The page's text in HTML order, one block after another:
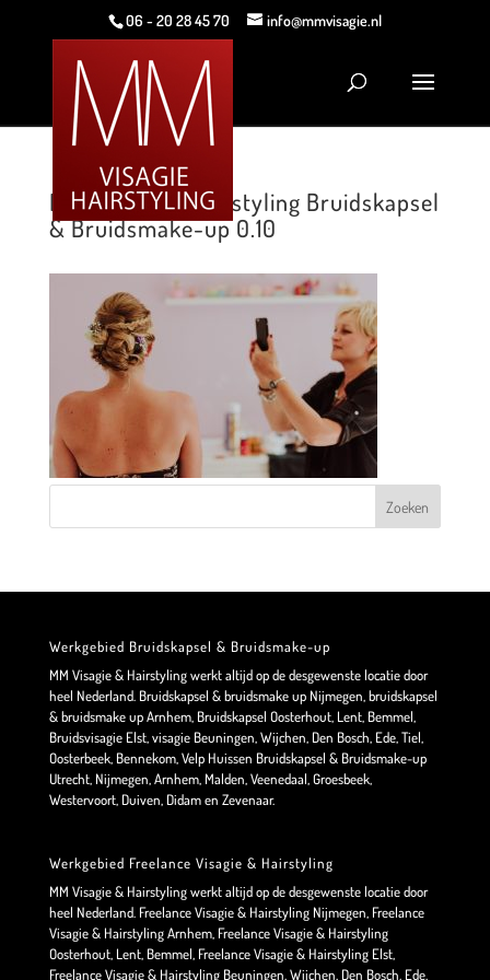
06 - 20 28 45 70 info@mmvisagie.nl
MM Visagie & Hairstyling Bruidskapsel
& Bruidsmake-up 0.10
Werkgebied Bruidskapsel & Bruidsmake-up
MM Visagie & Hairstyling werkt altijd op de desgewenste locatie door
heel Nederland. Bruidskapsel & bruidsmake up Nijmegen, bruidskapsel
& bruidsmake up Arnhem, Bruidskapsel Oosterhout, Lent, Bemmel,
Bruidsvisagie Elst, visagie Beuningen, Wijchen, Den Bosch, Ede, Tiel,
Oosterbeek, Bennekom, Velp Huissen Bruidskapsel & Bruidsmake-up
Utrecht, Nijmegen, Arnhem, Malden, Veenedaal, Groesbeek,
Westervoort, Duiven, Didam en Zevenaar.
Werkgebied Freelance Visagie & Hairstyling
MM Visagie & Hairstyling werkt altijd op de desgewenste locatie door
heel Nederland. Freelance Visagie & Hairstyling Nijmegen, Freelance
Visagie & Hairstyling Arnhem, Freelance Visagie & Hairstyling
Oosterhout, Lent, Bemmel, Freelance Visagie & Hairstyling Elst,
Freelance Visagie & Hairstyling Beuningen, Wijchen, Den Bosch, Ede,